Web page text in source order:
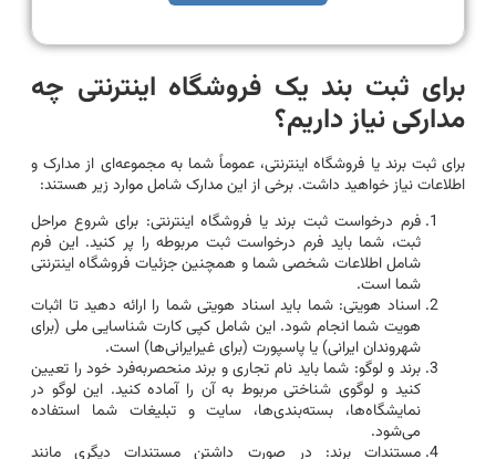
برای ثبت بند یک فروشگاه اینترنتی چه
مدارکی نیاز داریم؟
برای ثبت برند یا فروشگاه اینترنتی، عموماً شما به مجموعه‌ای از مدارک و
اطلاعات نیاز خواهید داشت. برخی از این مدارک شامل موارد زیر هستند:
فرم درخواست ثبت برند یا فروشگاه اینترنتی: برای شروع مراحل
ثبت، شما باید فرم درخواست ثبت مربوطه را پر کنید. این فرم
شامل اطلاعات شخصی شما و همچنین جزئیات فروشگاه اینترنتی
شما است.
اسناد هویتی: شما باید اسناد هویتی شما را ارائه دهید تا اثبات
هویت شما انجام شود. این شامل کپی کارت شناسایی ملی (برای
شهروندان ایرانی) یا پاسپورت (برای غیرایرانی‌ها) است.
برند و لوگو: شما باید نام تجاری و برند منحصربه‌فرد خود را تعیین
کنید و لوگوی شناختی مربوط به آن را آماده کنید. این لوگو در
نمایشگاه‌ها، بسته‌بندی‌ها، سایت و تبلیغات شما استفاده
می‌شود.
مستندات برند: در صورت داشتن مستندات دیگری مانند